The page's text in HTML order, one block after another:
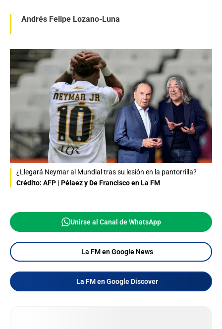
Andrés Felipe Lozano-Luna
¿Llegará Neymar al Mundial tras su lesión en la pantorrilla?
Crédito: AFP | Pélaez y De Francisco en La FM
Unirse al Canal de WhatsApp
La FM en Google News
La FM en Google Discover